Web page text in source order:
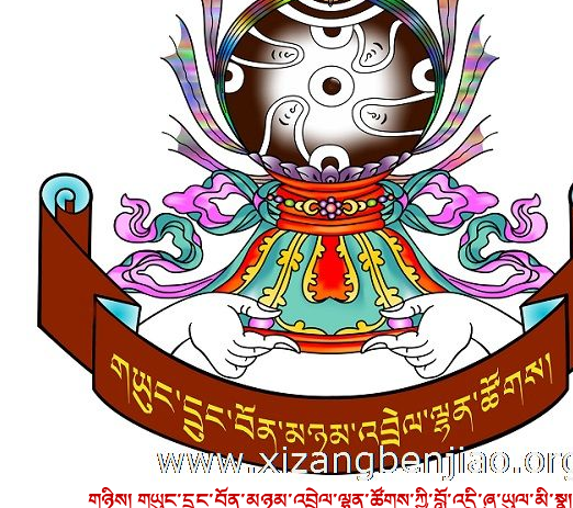
གཉིས། གཡུང་དྲུང་བོན་མཉམ་འབྲེལ་ལྷན་ཚོགས་ཀྱི་བློ་འདྲི་ཞུ་ཡུལ་མི་སྣ།